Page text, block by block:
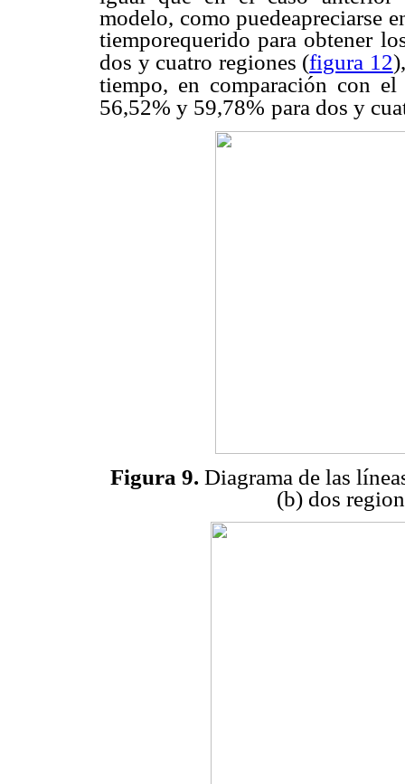
modelo, como puedeapreciarse
tiemporequerido para obtener
dos y cuatro regiones (figura 12
tiempo, en comparación con el
56,52% y 59,78% para dos y
Figura 9. Diagrama de las
(b) dos